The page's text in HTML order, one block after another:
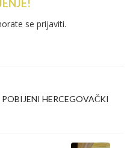
se prijaviti.
HERCEGOVAČKI